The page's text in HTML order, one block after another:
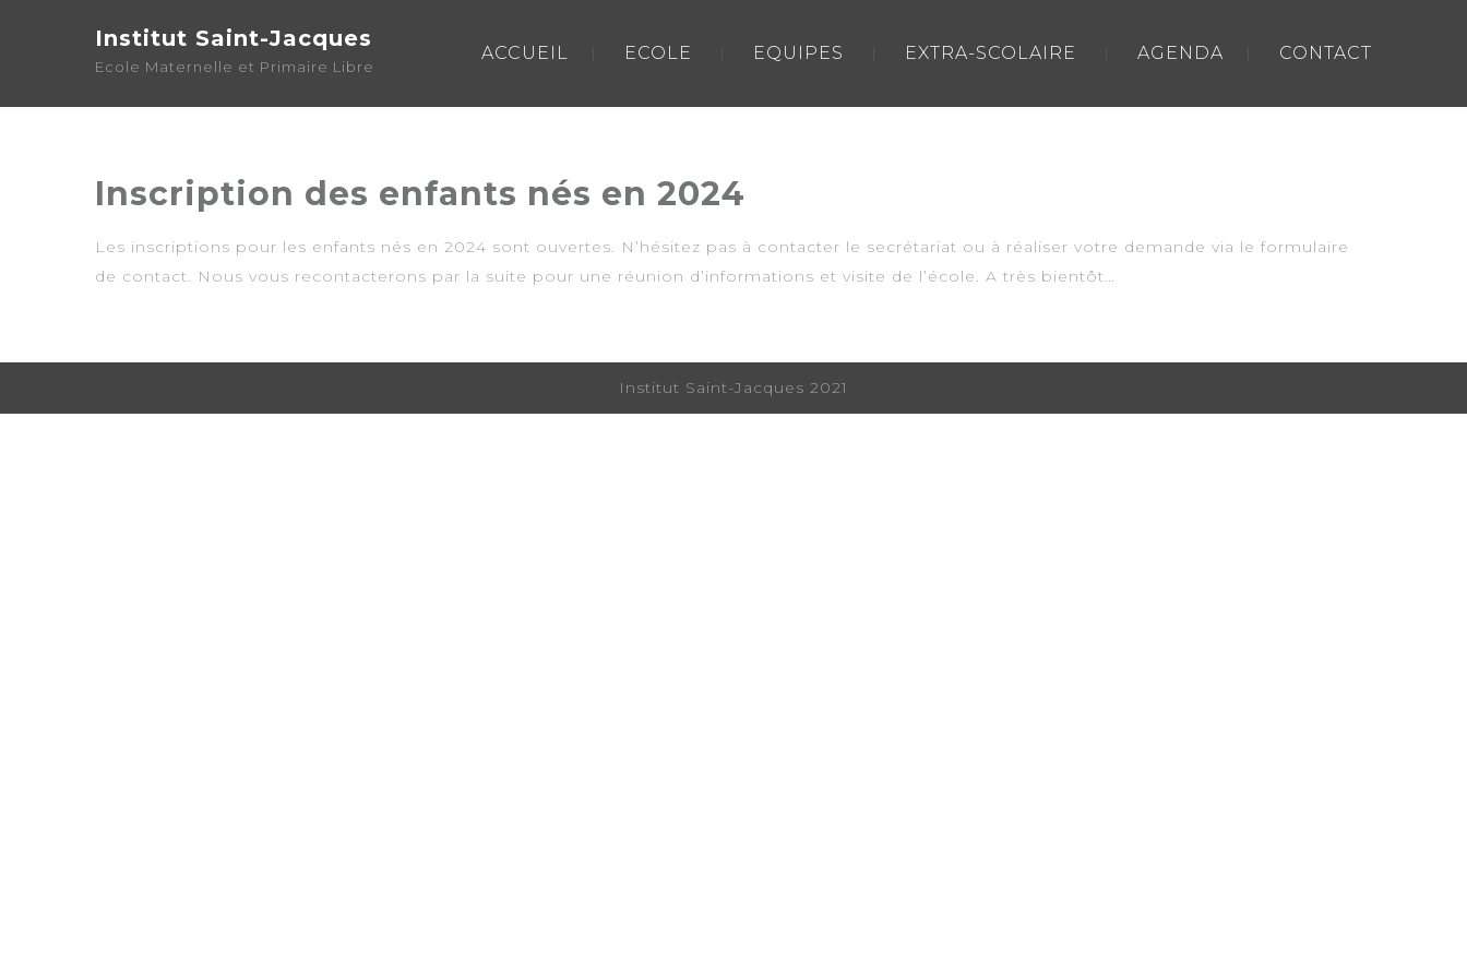
Institut Saint-Jacques
Ecole Maternelle et Primaire Libre
ACCUEIL ECOLE EQUIPES EXTRA-SCOLAIRE AGENDA CONTACT
Inscription des enfants nés en 2024
Les inscriptions pour les enfants nés en 2024 sont ouvertes. N’hésitez pas à contacter le secrétariat ou à réaliser votre demande via le formulaire
de contact. Nous vous recontacterons par la suite pour une réunion d’informations et visite de l’école. A très bientôt…
Institut Saint-Jacques 2021